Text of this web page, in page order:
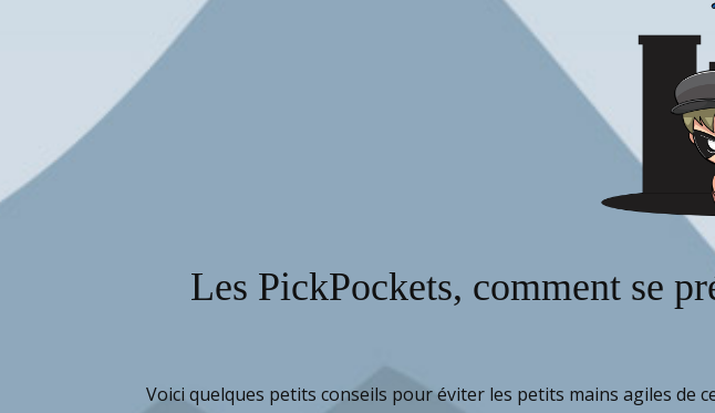
Les PickPockets, comment se
Voici quelques petits conseils pour éviter les petits mains agiles de